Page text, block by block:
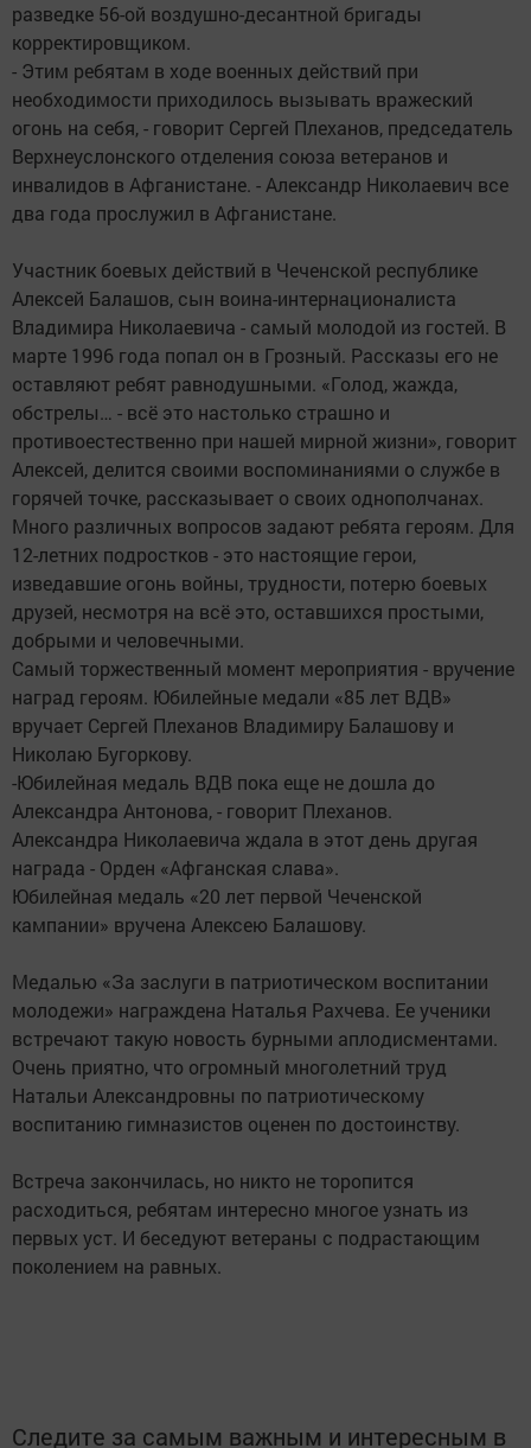
разведке 56-ой воздушно-десантной бригады
корректировщиком.
- Этим ребятам в ходе военных действий при
необходимости приходилось вызывать вражеский
огонь на себя, - говорит Сергей Плеханов, председатель
Верхнеуслонского отделения союза ветеранов и
инвалидов в Афганистане. - Александр Николаевич все
два года прослужил в Афганистане.
Участник боевых действий в Чеченской республике
Алексей Балашов, сын воина-интернационалиста
Владимира Николаевича - самый молодой из гостей. В
марте 1996 года попал он в Грозный. Рассказы его не
оставляют ребят равнодушными. «Голод, жажда,
обстрелы… - всё это настолько страшно и
противоестественно при нашей мирной жизни», говорит
Алексей, делится своими воспоминаниями о службе в
горячей точке, рассказывает о своих однополчанах.
Много различных вопросов задают ребята героям. Для
12-летних подростков - это настоящие герои,
изведавшие огонь войны, трудности, потерю боевых
друзей, несмотря на всё это, оставшихся простыми,
добрыми и человечными.
Самый торжественный момент мероприятия - вручение
наград героям. Юбилейные медали «85 лет ВДВ»
вручает Сергей Плеханов Владимиру Балашову и
Николаю Бугоркову.
-Юбилейная медаль ВДВ пока еще не дошла до
Александра Антонова, - говорит Плеханов.
Александра Николаевича ждала в этот день другая
награда - Орден «Афганская слава».
Юбилейная медаль «20 лет первой Чеченской
кампании» вручена Алексею Балашову.
Медалью «За заслуги в патриотическом воспитании
молодежи» награждена Наталья Рахчева. Ее ученики
встречают такую новость бурными аплодисментами.
Очень приятно, что огромный многолетний труд
Натальи Александровны по патриотическому
воспитанию гимназистов оценен по достоинству.
Встреча закончилась, но никто не торопится
расходиться, ребятам интересно многое узнать из
первых уст. И беседуют ветераны с подрастающим
поколением на равных.
Следите за самым важным и интересным в